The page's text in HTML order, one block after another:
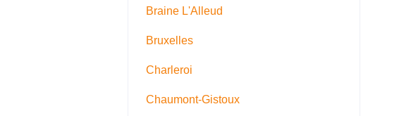
Braine L'Alleud
Bruxelles
Charleroi
Chaumont-Gistoux